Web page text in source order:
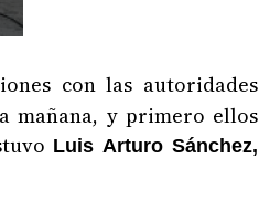
con las autoridades
mañana, y primero ellos
Luis Arturo Sánchez,